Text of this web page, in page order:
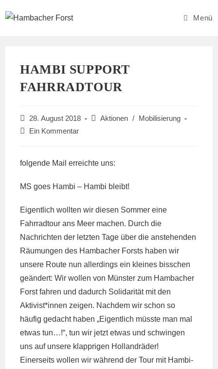
Inhalt
Menü
HAMBI SUPPORT
FAHRRADTOUR
Beitrag
veröffentlicht:
28. August 2018
Beitrags-
Aktionen /
Mobilisierung
Beitrags-
Ein Kommentar
folgende Mail erreichte uns:
MS goes Hambi – Hambi bleibt!
Eigentlich wollten wir diesen Sommer eine
Fahrradtour ans Meer machen. Durch die
Nachrichten der letzten Tage über die anstehenden
Räumungen des Hambacher Forsts haben wir
unsere Route nun allerdings ein kleines bisschen
geändert: Wir wollen von Münster zum Hambacher
Forst fahren und dadurch Solidarität mit den
Aktivist*innen zeigen. Nachdem wir schon so
häufig gedacht haben „Eigentlich müsste man mal
etwas tun…!“, tun wir jetzt etwas und schwingen
uns auf unsere klapprigen Hollandräder!
Einerseits wollen wir während der Tour mit Hambi-